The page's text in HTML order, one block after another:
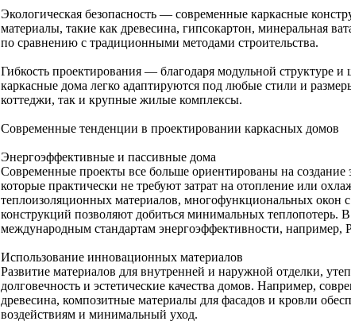
Экологическая безопасность — современные каркасные
материалы, такие как древесина, гипсокартон, минеральная
по сравнению с традиционными методами строительства.
Гибкость проектирования — благодаря модульной структуре
каркасные дома легко адаптируются под любые стили и
коттеджи, так и крупные жилые комплексы.
Современные тенденции в проектировании каркасных домов
Энергоэффективные и пассивные дома
Современные проекты все больше ориентированы на
которые практически не требуют затрат на отопление или
теплоизоляционных материалов, многофункциональных окон
конструкций позволяют добиться минимальных теплопотерь. В
международным стандартам энергоэффективности, например,
Использование инновационных материалов
Развитие материалов для внутренней и наружной отделки,
долговечность и эстетические качества домов. Например,
древесина, композитные материалы для фасадов и кровли
воздействиям и минимальный уход.